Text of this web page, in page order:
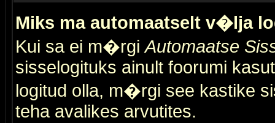
Miks ma automaatselt v�lja
Kui sa ei m�rgiAutomaatse
sisselogituks ainult foorumi
logitud olla, m�rgi see kastike
teha avalikes arvutites.